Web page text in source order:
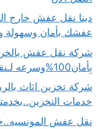
عفشك بأمان وسهولة
بِأمان100%وسرعه لـنقل العفش اتصل بنا
خدمات التخزين..بخدمتك
نقل عفش